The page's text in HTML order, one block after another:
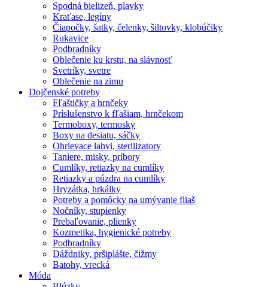
Spodná bielizeň, plavky
Kraťase, legíny
Čiapočky, šatky, čelenky, šiltovky, klobúčiky
Rukavice
Podbradníky
Oblečenie ku krstu, na slávnosť
Svetríky, svetre
Oblečenie na zimu
Dojčenské potreby
Fľaštičky a hrnčeky
Príslušenstvo k fľašiam, hrnčekom
Termoboxy, termosky
Boxy na desiatu, sáčky
Ohrievace lahvi, sterilizatory
Taniere, misky, príbory
Cumlíky, retiazky na cumlíky
Retiazky a púzdra na cumlíky
Hryzátka, hrkálky
Potreby a pomôcky na umývanie fliaš
Nočníky, stupienky
Prebaľovanie, plienky
Kozmetika, hygienické potreby
Podbradníky
Dáždniky, pršiplášte, čižmy
Batohy, vrecká
Móda